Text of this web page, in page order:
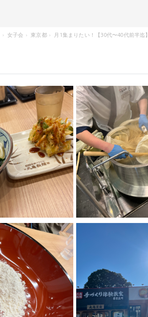
女子会 東京都 月1集まりたい！【30代〜40代前半迄】